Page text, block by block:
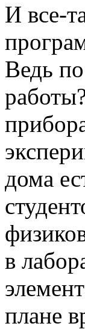
И все-
Ведь
дома
в
плане